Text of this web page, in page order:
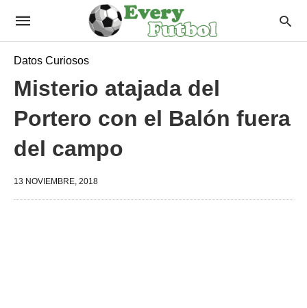
Datos Curiosos
Misterio atajada del
Portero con el Balón fuera
del campo
13 NOVIEMBRE, 2018